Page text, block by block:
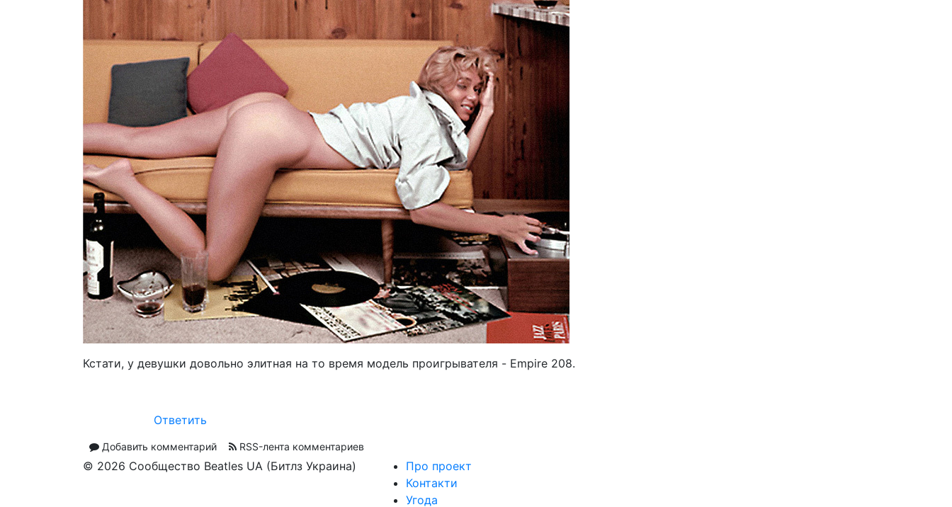
Кстати, у девушки довольно элитная на то время модель проигрывателя - Empire 208.
Ответить
Добавить комментарий RSS-лента комментариев
© 2026 Сообщество Beatles UA (Битлз Украина)
Про проект
Контакти
Угода